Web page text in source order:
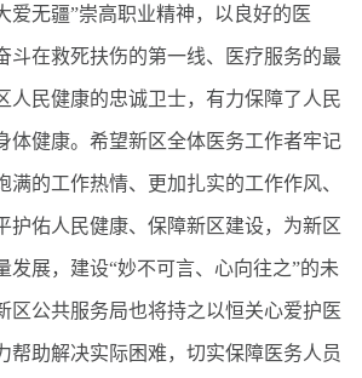
爱无疆”崇高职业精神，以良好的医
斗在救死扶伤的第一线、医疗服务的最
人民健康的忠诚卫士，有力保障了人民
体健康。希望新区全体医务工作者牢记
满的工作热情、更加扎实的工作作风、
护佑人民健康、保障新区建设，为新区
发展，建设“妙不可言、心向往之”的未
区公共服务局也将持之以恒关心爱护医
帮助解决实际困难，切实保障医务人员